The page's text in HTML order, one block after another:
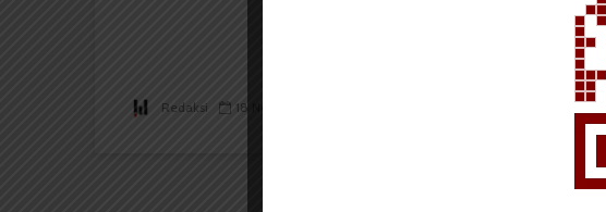
Redaksi 18 November 2021